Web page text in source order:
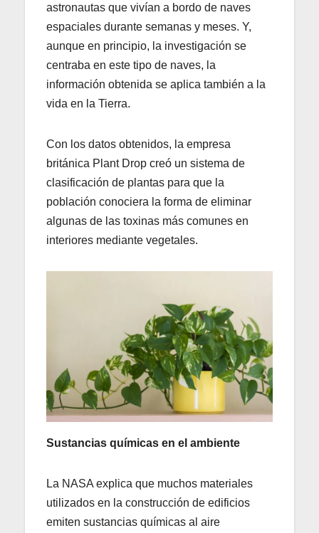
astronautas que vivían a bordo de naves
espaciales durante semanas y meses. Y,
aunque en principio, la investigación se
centraba en este tipo de naves, la
información obtenida se aplica también a la
vida en la Tierra.
Con los datos obtenidos, la empresa
británica Plant Drop creó un sistema de
clasificación de plantas para que la
población conociera la forma de eliminar
algunas de las toxinas más comunes en
interiores mediante vegetales.
Sustancias químicas en el ambiente
La NASA explica que muchos materiales
utilizados en la construcción de edificios
emiten sustancias químicas al aire